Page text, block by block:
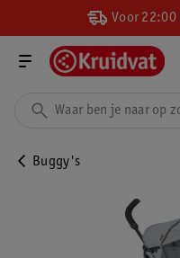
Voor 22:00
Buggy's